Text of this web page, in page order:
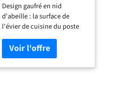
noir, évier à cuve
unique en acier
inoxydable, évier
encastrable
rectangulaire avec
égouttoir et kit de
trop-plein, 54 x 44 cm
Design gaufré en nid
d'abeille : la surface de
l'évier de cuisine du poste
de travail est améliorée en
relief en nid d'abeille pour
améliorer la dureté du
matériau. Le motif surélevé